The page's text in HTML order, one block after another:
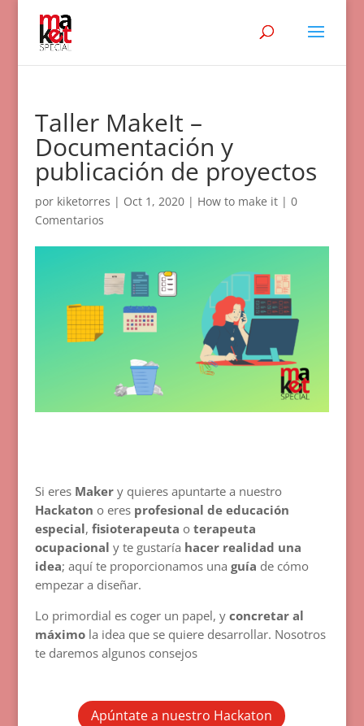
Taller MakeIt –
Documentación y
publicación de proyectos
por kiketorres | Oct 1, 2020| How to make it| 0
Comentarios
Si eres Makery quieres apuntarte a nuestro
Hackaton o eres profesional de educación
especial, fisioterapeuta o terapeuta
ocupacional y te gustaría hacer realidad una
idea; aquí te proporcionamos una guía de cómo
empezar a diseñar.
Lo primordial es coger un papel, y concretar al
máximola idea que se quiere desarrollar. Nosotros
te daremos algunos consejos
Apúntate a nuestro Hackaton